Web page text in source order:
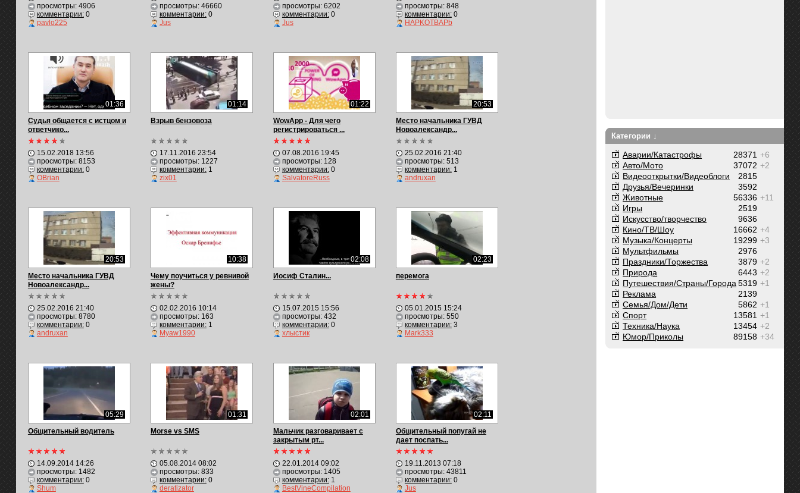
просмотры: 4906
комментарии:0
pavlo225
просмотры: 46660
комментарии:0
Jus
просмотры: 6202
комментарии:0
Jus
просмотры: 848
комментарии:0
HAPKOTBAPb
01:36
Судья общается с истцом и
ответчико...
15.02.2018 13:56
просмотры: 8153
комментарии:0
OBrian
01:14
Взрыв бензовоза
17.11.2016 23:54
просмотры: 1227
комментарии:1
zix01
01:22
WowApp - Для чего
регистрироваться ...
07.08.2016 19:45
просмотры: 128
комментарии:0
SalvatoreRuss
20:53
Место начальника ГУВД
Новоалександр...
25.02.2016 21:40
просмотры: 513
комментарии:1
andruxan
20:53
Место начальника ГУВД
Новоалександр...
25.02.2016 21:40
просмотры: 8780
комментарии:0
andruxan
10:38
Чему поучиться у ревнивой
жены?
02.02.2016 10:14
просмотры: 163
комментарии:1
Myaw1990
02:08
Иосиф Сталин...
15.07.2015 15:56
просмотры: 432
комментарии:0
хлыстик
02:23
перемога
05.01.2015 15:24
просмотры: 550
комментарии:3
Mark333
05:29
Общительный водитель
14.09.2014 14:26
просмотры: 1482
комментарии:0
Shum
01:31
Morse vs SMS
05.08.2014 08:02
просмотры: 833
комментарии:0
deratizator
02:01
Мальчик разговаривает с
закрытым рт...
22.01.2014 09:02
просмотры: 1405
комментарии:1
BestVineCompilation
02:11
Общительный попугай не
дает поспать...
19.11.2013 07:18
просмотры: 43811
комментарии:0
Jus
Категории ↓
+6
28371
Аварии/Катастрофы
+2
37072
Авто/Мото
2815
Видеооткрытки/Видеоблоги
3592
Друзья/Вечеринки
+11
56336
Животные
2519
Игры
9636
Искусство/творчество
+4
16662
Кино/ТВ/Шоу
+3
19299
Музыка/Концерты
2976
Мультфильмы
+2
3879
Праздники/Торжества
+2
6443
Природа
+1
5319
Путешествия/Cтраны/Города
2139
Реклама
+1
5862
Семья/Дом/Дети
+1
13581
Спорт
+2
13454
Техника/Наука
+34
89158
Юмор/Приколы